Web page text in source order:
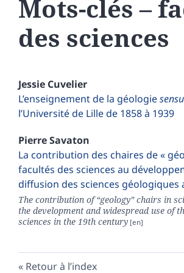
Mots-clés –
des sciences
Jessie Cuvelier
L’enseignement de la géologie
l’Université de Lille de 1858 à 1939
PierreSavaton
La contribution des chaires de «
facultés des sciences au
diffusion des sciences géologiques
The contribution of “geology” chairs in
the development and widespread use of
sciences in the 19th century
Retour à l’index